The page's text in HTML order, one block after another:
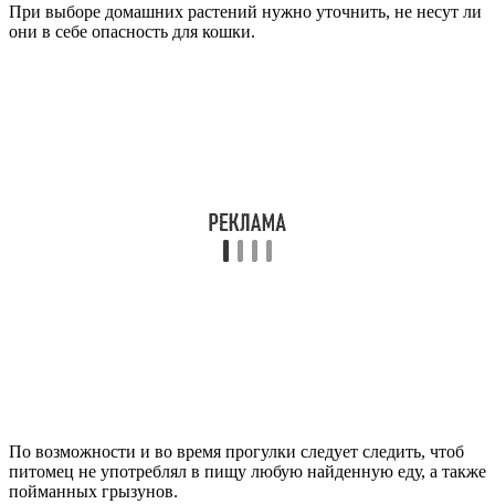
При выборе домашних растений нужно уточнить, не несут ли
они в себе опасность для кошки.
По возможности и во время прогулки следует следить, чтоб
питомец не употреблял в пищу любую найденную еду, а также
пойманных грызунов.